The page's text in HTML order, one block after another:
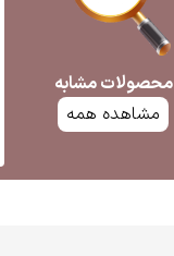
محصولات مشابه
مشاهده همه